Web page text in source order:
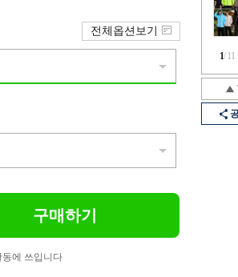
1/11
전체옵션보기
구매하기
에 쓰입니다